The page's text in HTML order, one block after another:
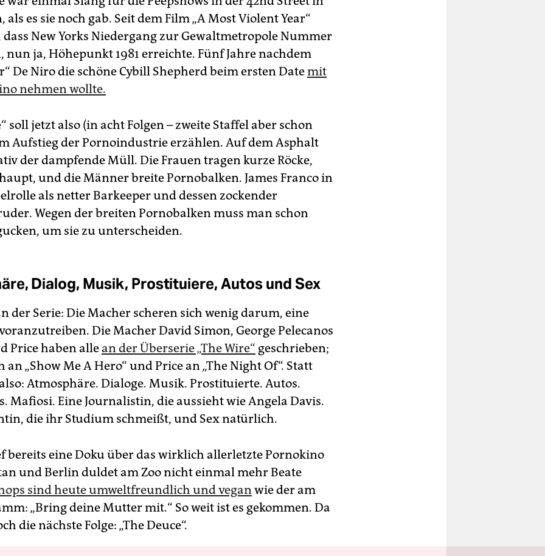
es sie noch gab. Seit dem Film „A Most Violent Year“
New Yorks Niedergang zur Gewaltmetropole Nummer
nun ja, Höhepunkt 1981 erreichte. Fünf Jahre nachdem
De Niro die schöne Cybill Shepherd beim ersten Datemit
nehmen wollte.
soll jetzt also (in acht Folgen – zweite Staffel aber schon
Aufstieg der Pornoindustrie erzählen. Auf dem Asphalt
der dampfende Müll. Die Frauen tragen kurze Röcke,
und die Männer breite Pornobalken. James Franco in
als netter Barkeeper und dessen zockender
Wegen der breiten Pornobalken muss man schon
um sie zu unterscheiden.
Dialog, Musik, Prostituiere, Autos und Sex
der Serie: Die Macher scheren sich wenig darum, eine
Die Macher David Simon, George Pelecanos
Price haben alle an der Überserie „The Wire“ geschrieben;
an „Show Me A Hero“ und Price an „The Night Of“. Statt
Atmosphäre. Dialoge. Musik. Prostituierte. Autos.
Mafiosi. Eine Journalistin, die aussieht wie Angela Davis.
die ihr Studium schmeißt, und Sex natürlich.
bereits eine Doku über das wirklich allerletzte Pornokino
und Berlin duldet am Zoo nicht einmal mehr Beate
sind heute umweltfreundlich und veganwie der am
„Bring deine Mutter mit.“ So weit ist es gekommen. Da
die nächste Folge: „The Deuce“.